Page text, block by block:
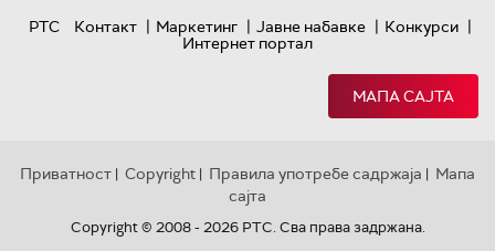
РТС
Контакт | Маркетинг | Јавне набавке | Конкурси |
Интернет портал
МАПА САЈТА
Приватност | Copyright | Правила употребе садржаја | Мапа
сајта
Copyright © 2008 - 2026 РТС. Сва права задржана.